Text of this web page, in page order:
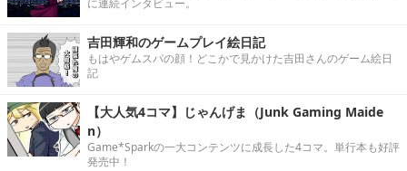
に連続インタビュー。
吉田輝和のゲームプレイ絵日記
もはやゲムスパの顔！どこかで見かけた吉田さんのゲーム絵日
記
【大人気4コマ】じゃんげま（Junk Gaming Maide
n）
Game*Sparkの一大コンテンツに成長した4コマ。単行本も好評
発売中！